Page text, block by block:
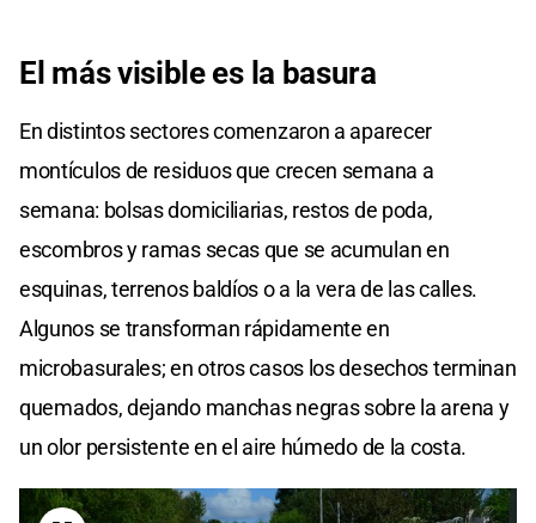
El más visible es la basura
En distintos sectores comenzaron a aparecer
montículos de residuos que crecen semana a
semana: bolsas domiciliarias, restos de poda,
escombros y ramas secas que se acumulan en
esquinas, terrenos baldíos o a la vera de las calles.
Algunos se transforman rápidamente en
microbasurales; en otros casos los desechos terminan
quemados, dejando manchas negras sobre la arena y
un olor persistente en el aire húmedo de la costa.